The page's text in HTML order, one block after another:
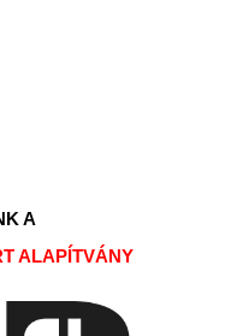
A
ALAPÍTVÁNY